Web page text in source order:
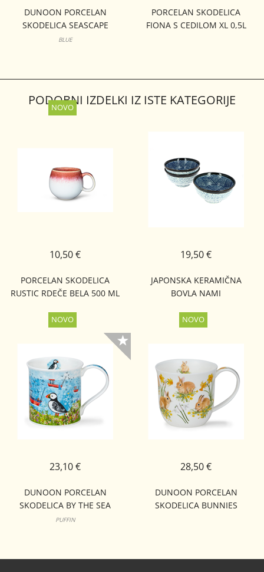
DUNOON PORCELAN
SKODELICA SEASCAPE
CAIRNGORM
BLUE
PORCELAN SKODELICA
FIONA S CEDILOM XL 0,5L
PODOBNI IZDELKI IZ ISTE KATEGORIJE
PORCELAN SKODELICA
RUSTIC RDEČE BELA 500 ML
10,50 €
JAPONSKA KERAMIČNA
BOVLA NAMI
19,50 €
DUNOON PORCELAN
SKODELICA BY THE SEA
BUTE
PUFFIN
23,10 €
DUNOON PORCELAN
SKODELICA BUNNIES
28,50 €